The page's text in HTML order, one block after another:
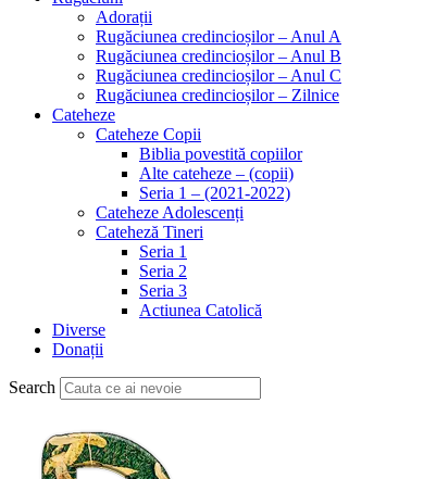
Adorații
Rugăciunea credincioșilor – Anul A
Rugăciunea credincioșilor – Anul B
Rugăciunea credincioșilor – Anul C
Rugăciunea credincioșilor – Zilnice
Cateheze
Cateheze Copii
Biblia povestită copiilor
Alte cateheze – (copii)
Seria 1 – (2021-2022)
Cateheze Adolescenți
Cateheză Tineri
Seria 1
Seria 2
Seria 3
Actiunea Catolică
Diverse
Donații
Search